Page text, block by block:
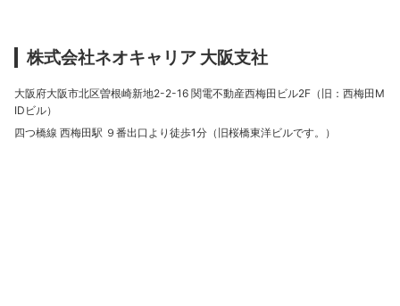
株式会社ネオキャリア 大阪支社
大阪府大阪市北区曽根崎新地2-2-16 関電不動産西梅田ビル2F（旧：西梅田M
IDビル）
四つ橋線 西梅田駅 ９番出口より徒歩1分（旧桜橋東洋ビルです。）